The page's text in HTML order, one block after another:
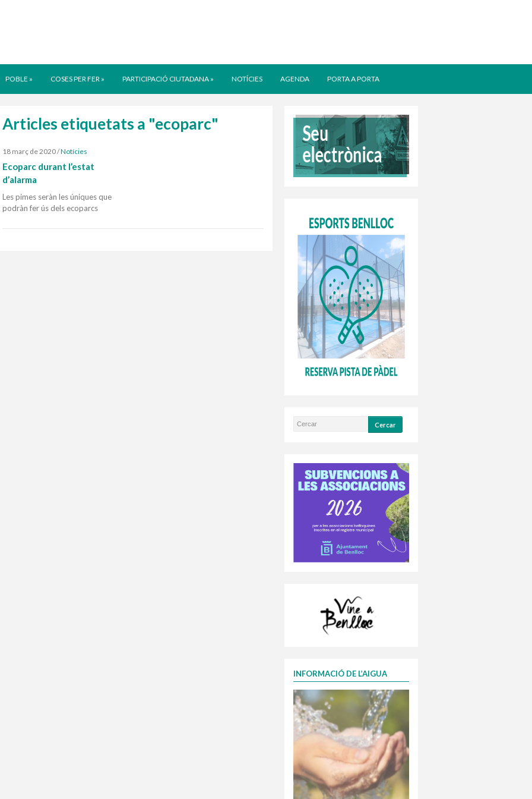
POBLE » COSES PER FER » PARTICIPACIÓ CIUTADANA » NOTÍCIES AGENDA PORTA A PORTA
Articles etiquetats a "ecoparc"
18 març de 2020/Notícies
Ecoparc durant l’estat
d’alarma
Les pimes seràn les úniques que
podràn fer ús dels ecoparcs
INFORMACIÓ DE L’AIGUA